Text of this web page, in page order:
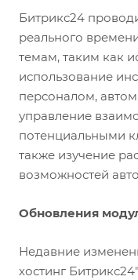
Битрикс24
реального
темам, таким как
использование
персоналом,
управление
потенциальными
также изучение
возможностей
Обновления
Недавние
хостинг